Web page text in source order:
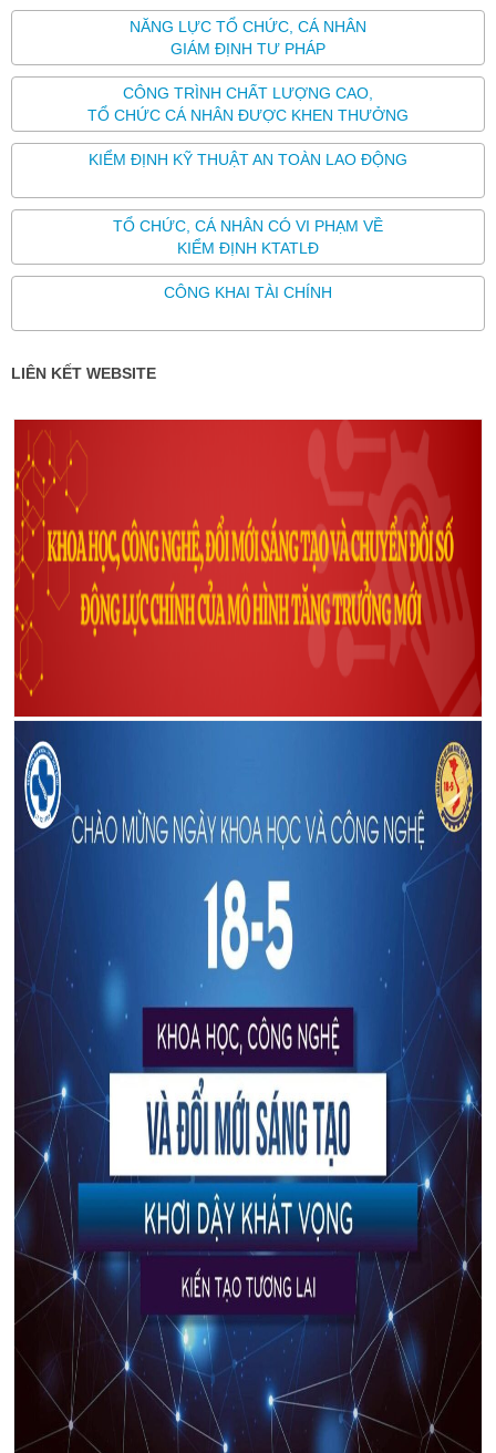
NĂNG LỰC TỔ CHỨC, CÁ NHÂN
GIÁM ĐỊNH TƯ PHÁP
CÔNG TRÌNH CHẤT LƯỢNG CAO,
TỔ CHỨC CÁ NHÂN ĐƯỢC KHEN THƯỞNG
KIỂM ĐỊNH KỸ THUẬT AN TOÀN LAO ĐỘNG
TỔ CHỨC, CÁ NHÂN CÓ VI PHẠM VỀ
KIỂM ĐỊNH KTATLĐ
CÔNG KHAI TÀI CHÍNH
LIÊN KẾT WEBSITE